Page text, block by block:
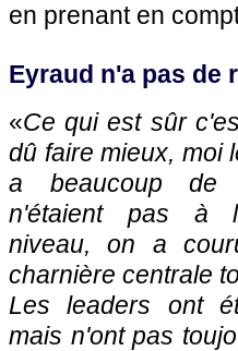
en prenant en
Eyraud n'a pas de
«Ce qui est sûr
dû faire mieux, moi
a beaucoup de
n'étaient pas à
niveau, on a
charnière centrale
Les leaders ont
mais n'ont pas